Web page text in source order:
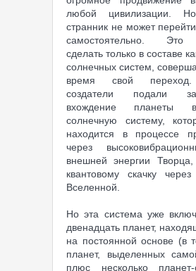
любой цивилизации.
странник не может
самостоятельно. Это
сделать только в составе
солнечных систем,
время свой
создатели подали
вхождение планеты
солнечную систему,
находится в процессе
через
внешней энергии Творца,
квантовому скачку
Вселенной.
Но эта система уже
двенадцать планет,
на постоянной основе (в
планет, выделенных
плюс несколько планет-